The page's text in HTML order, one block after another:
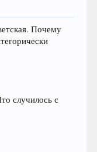
Почему
случилось с